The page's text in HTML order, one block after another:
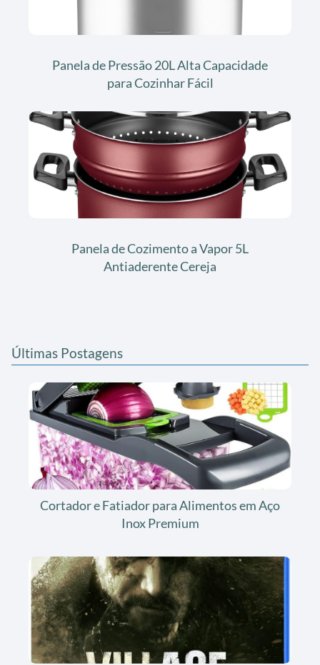
Panela de Pressão 20L Alta Capacidade
para Cozinhar Fácil
Panela de Cozimento a Vapor 5L
Antiaderente Cereja
Últimas Postagens
Cortador e Fatiador para Alimentos em Aço
Inox Premium